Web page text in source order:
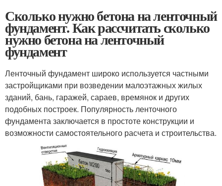
Сколько нужно бетона на ленточный
фундамент. Как рассчитать сколько
нужно бетона на ленточный
фундамент
Ленточный фундамент широко используется частными
застройщиками при возведении малоэтажных жилых
зданий, бань, гаражей, сараев, времянок и других
подобных построек. Популярность ленточного
фундамента заключается в простоте конструкции и
возможности самостоятельного расчета и строительства.